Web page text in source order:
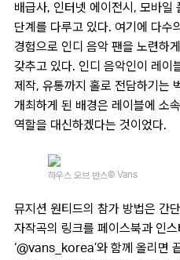
배급사, 인터넷 에이전시, 모바일
단계를 다루고 있다. 여기에 다수
경험으로 인디 음악 팬을 노련하
갖추고 있다. 인디 음악인이 레이
제작, 유통까지 홀로 전담하기는
개최하게 된 배경은 레이블에 소
역할을 대신하겠다는 것이었다.
하우스 오브 반스© Vans
뮤지션 원티드의 참가 방법은 간
자작곡의 링크를 페이스북과 인스
‘@vans_korea’와 함께 올리면